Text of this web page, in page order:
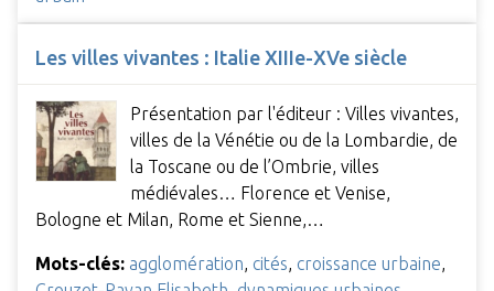
Les villes vivantes : Italie XIIIe-XVe siècle
Présentation par l'éditeur : Villes vivantes,
villes de la Vénétie ou de la Lombardie, de
la Toscane ou de l’Ombrie, villes
médiévales… Florence et Venise,
Bologne et Milan, Rome et Sienne,…
Mots-clés: agglomération, cités, croissance urbaine,